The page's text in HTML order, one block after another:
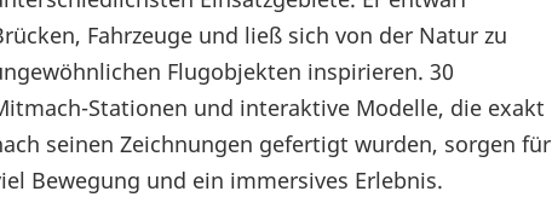
Fahrzeuge und ließ sich von der Natur zu
Flugobjekten inspirieren. 30
Stationen und interaktive Modelle, die exakt
seinen Zeichnungen gefertigt wurden, sorgen für
Bewegung und ein immersives Erlebnis.